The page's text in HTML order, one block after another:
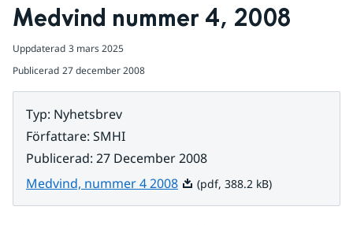
Medvind nummer 4, 2008
Uppdaterad 3 mars 2025
Publicerad 27 december 2008
Typ: Nyhetsbrev
Författare: SMHI
Publicerad: 27 December 2008
Medvind, nummer 4 2008Pdf, 388.2 kB.
(pdf, 388.2 kB)